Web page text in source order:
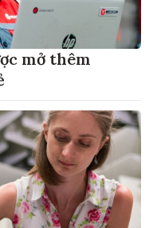
mở thêm